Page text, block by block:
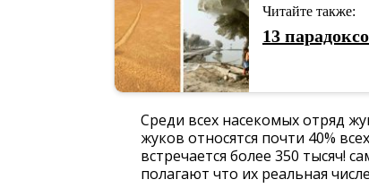
Читайте также:
13
Среди всех насекомых отряд
жуков относятся почти 40%
встречается более 350 тысяч!
полагают что их реальная